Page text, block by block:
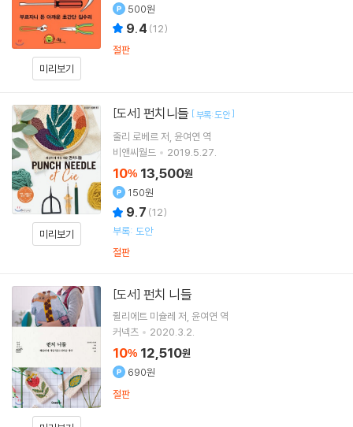
미리보기
500원
9.4 (12)
절판
미리보기
[도서] 펀치니들 [부록: 도안]
줄리 로베르저 윤여연 역
비앤씨월드
2019.5.27.
10% 13,500원
150원
9.7 (12)
부록: 도안
절판
[도서] 펀치 니들
쥘리에트 미슐레 저 윤여연 역
커넥츠
2020.3.2.
10% 12,510원
690원
절판